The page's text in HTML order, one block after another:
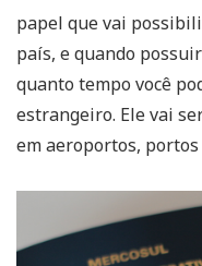
papel que vai
país, e quando
quanto tempo você
estrangeiro. Ele vai
em aeroportos,